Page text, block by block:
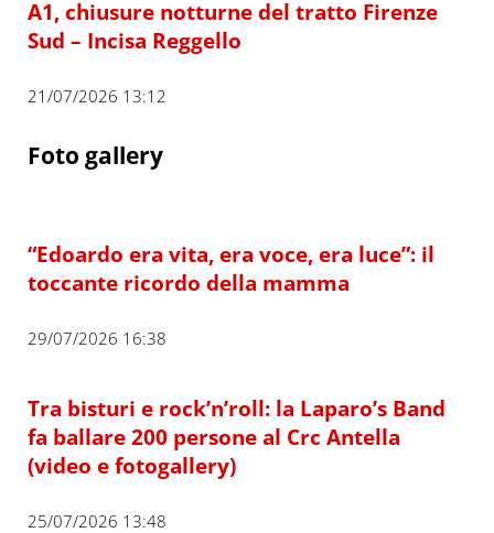
A1, chiusure notturne del tratto Firenze
Sud – Incisa Reggello
21/07/2026 13:12
Foto gallery
“Edoardo era vita, era voce, era luce”: il
toccante ricordo della mamma
29/07/2026 16:38
Tra bisturi e rock’n’roll: la Laparo’s Band
fa ballare 200 persone al Crc Antella
(video e fotogallery)
25/07/2026 13:48